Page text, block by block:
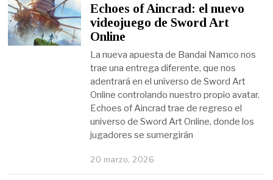
Echoes of Aincrad: el nuevo
videojuego de Sword Art
Online
La nueva apuesta de Bandai Namco nos
trae una entrega diferente, que nos
adentrará en el universo de Sword Art
Online controlando nuestro propio avatar.
Echoes of Aincrad trae de regreso el
universo de Sword Art Online, donde los
jugadores se sumergirán
20 marzo, 2026